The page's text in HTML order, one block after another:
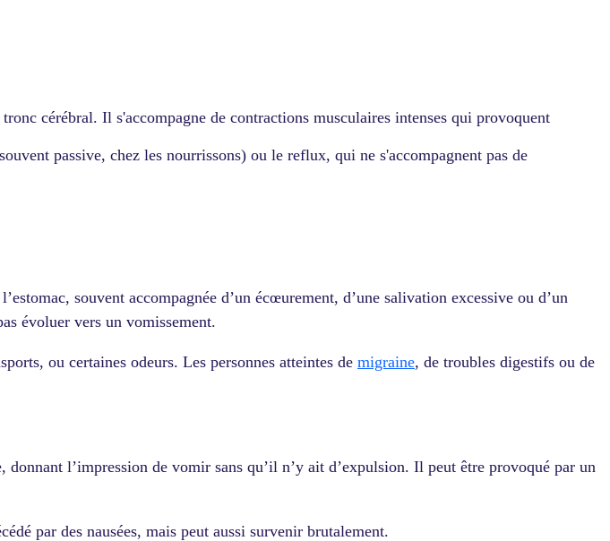
cérébral. Il s'accompagne de contractions musculaires intenses qui provoquent
passive, chez les nourrissons) ou le reflux, qui ne s'accompagnent pas de
souvent accompagnée d’un écœurement, d’une salivation excessive ou d’un
évoluer vers un vomissement.
ou certaines odeurs. Les personnes atteintes de migraine, de troubles digestifs ou de
l’impression de vomir sans qu’il n’y ait d’expulsion. Il peut être provoqué par un
par des nausées, mais peut aussi survenir brutalement.